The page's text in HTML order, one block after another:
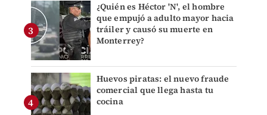
¿Quién es Héctor 'N', el hombre
que empujó a adulto mayor hacia
tráiler y causó su muerte en
Monterrey?
Huevos piratas: el nuevo fraude
comercial que llega hasta tu
cocina